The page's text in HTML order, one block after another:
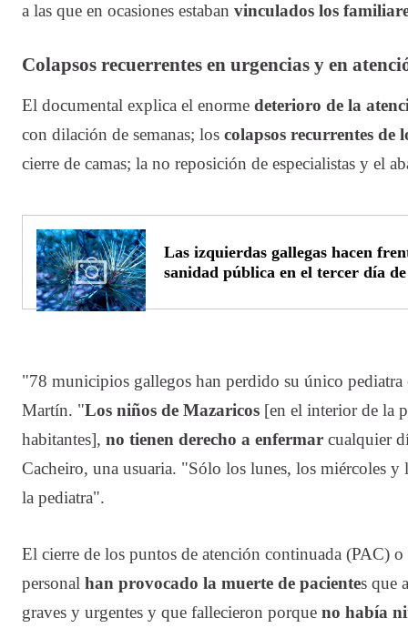
a las que en ocasiones estaban vinculados los
Colapsos recuerrentes en urgencias y en
El documental explica el enorme deterioro de la
con dilación de semanas; los colapsos recurrentes de
cierre de camas; la no reposición de especialistas y el
Las izquierdas gallegas hacen
sanidad pública en el tercer día
"78 municipios gallegos han perdido su único
Martín. "Los niños de Mazaricos [en el interior de la
habitantes], no tienen derecho a enfermar cualquier
Cacheiro, una usuaria. "Sólo los lunes, los miércoles y
la pediatra".
El cierre de los puntos de atención continuada (PAC)
personal han provocado la muerte de pacientes que
graves y urgentes y que fallecieron porque no había